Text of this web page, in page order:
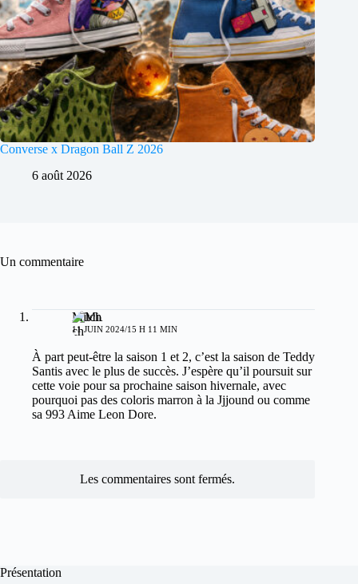
Converse x Dragon Ball Z 2026
6 août 2026
Un commentaire
Mitch
11 JUIN 2024/15 H 11 MIN
À part peut-être la saison 1 et 2, c’est la saison de Teddy
Santis avec le plus de succès. J’espère qu’il poursuit sur
cette voie pour sa prochaine saison hivernale, avec
pourquoi pas des coloris marron à la Jjjound ou comme
sa 993 Aime Leon Dore.
Les commentaires sont fermés.
Présentation